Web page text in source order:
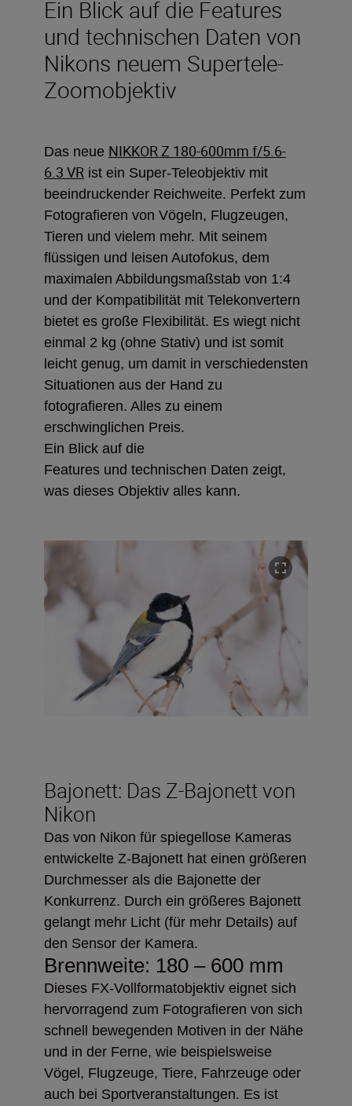
Ein Blick auf die Features
und technischen Daten von
Nikons neuem Supertele-
Zoomobjektiv
Das neue NIKKOR Z 180-600mm f/5.6-
6.3 VR ist ein Super-Teleobjektiv mit
beeindruckender Reichweite. Perfekt zum
Fotografieren von Vögeln, Flugzeugen,
Tieren und vielem mehr. Mit seinem
flüssigen und leisen Autofokus, dem
maximalen Abbildungsmaßstab von 1:4
und der Kompatibilität mit Telekonvertern
bietet es große Flexibilität. Es wiegt nicht
einmal 2 kg (ohne Stativ) und ist somit
leicht genug, um damit in verschiedensten
Situationen aus der Hand zu
fotografieren. Alles zu einem
erschwinglichen Preis.
Ein Blick auf die
Features und technischen Daten zeigt,
was dieses Objektiv alles kann.
Bajonett: Das Z-Bajonett von
Nikon
Das von Nikon für spiegellose Kameras
entwickelte Z-Bajonett hat einen größeren
Durchmesser als die Bajonette der
Konkurrenz. Durch ein größeres Bajonett
gelangt mehr Licht (für mehr Details) auf
den Sensor der Kamera.
Brennweite: 180 – 600 mm
Dieses FX-Vollformatobjektiv eignet sich
hervorragend zum Fotografieren von sich
schnell bewegenden Motiven in der Nähe
und in der Ferne, wie beispielsweise
Vögel, Flugzeuge, Tiere, Fahrzeuge oder
auch bei Sportveranstaltungen. Es ist